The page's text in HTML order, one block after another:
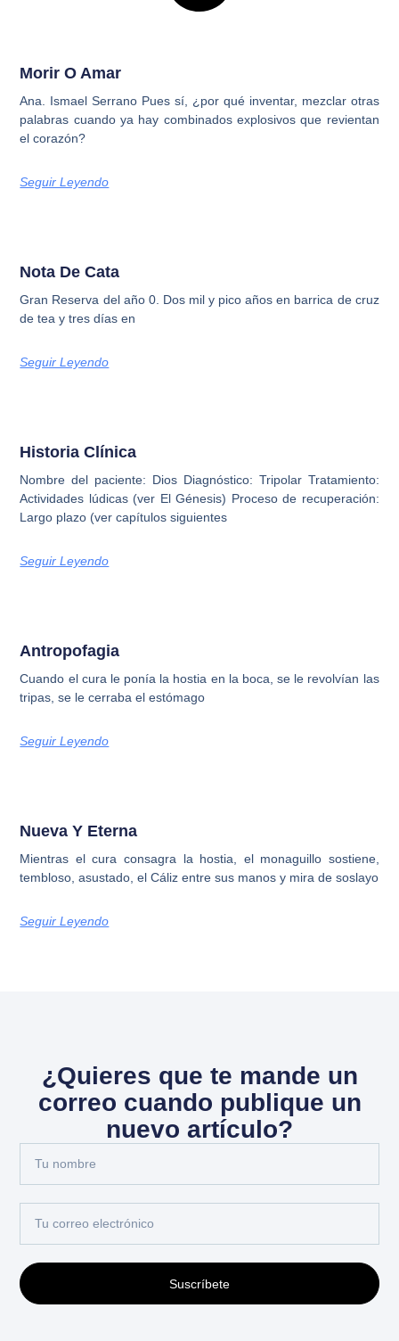
Morir O Amar
Ana. Ismael Serrano Pues sí, ¿por qué inventar, mezclar otras
palabras cuando ya hay combinados explosivos que revientan
el corazón?
Seguir Leyendo
Nota De Cata
Gran Reserva del año 0. Dos mil y pico años en barrica de cruz
de tea y tres días en
Seguir Leyendo
Historia Clínica
Nombre del paciente: Dios Diagnóstico: Tripolar Tratamiento:
Actividades lúdicas (ver El Génesis) Proceso de recuperación:
Largo plazo (ver capítulos siguientes
Seguir Leyendo
Antropofagia
Cuando el cura le ponía la hostia en la boca, se le revolvían las
tripas, se le cerraba el estómago
Seguir Leyendo
Nueva Y Eterna
Mientras el cura consagra la hostia, el monaguillo sostiene,
tembloso, asustado, el Cáliz entre sus manos y mira de soslayo
Seguir Leyendo
¿Quieres que te mande un
correo cuando publique un
nuevo artículo?
Suscríbete